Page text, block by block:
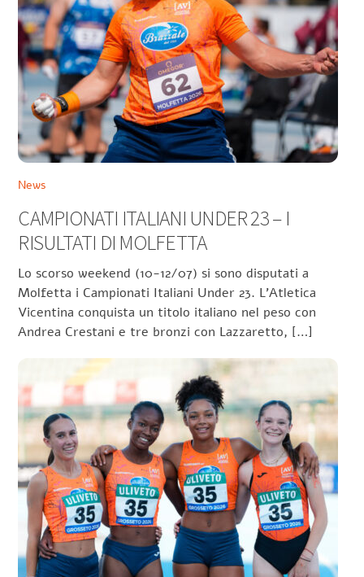
News
CAMPIONATI ITALIANI UNDER 23 – I
RISULTATI DI MOLFETTA
Lo scorso weekend (10-12/07) si sono disputati a
Molfetta i Campionati Italiani Under 23. L’Atletica
Vicentina conquista un titolo italiano nel peso con
Andrea Crestani e tre bronzi con Lazzaretto, […]